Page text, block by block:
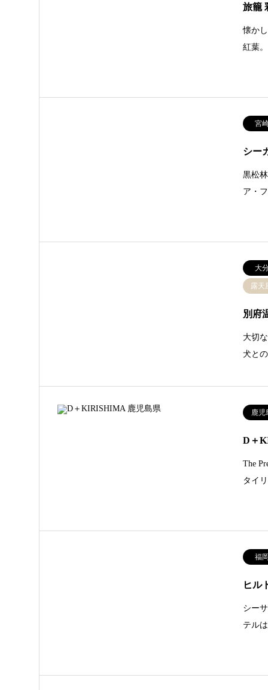
旅籠
懐か
紅葉
宮
シー
黒松
ア・
大
露天
別府
大切
犬と
鹿児
D＋
The
タイ
福
ヒル
シー
テル